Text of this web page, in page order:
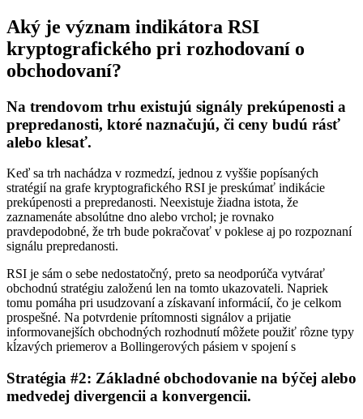
Aký je význam indikátora RSI
kryptografického pri rozhodovaní o
obchodovaní?
Na trendovom trhu existujú signály prekúpenosti a
prepredanosti, ktoré naznačujú, či ceny budú rásť
alebo klesať.
Keď sa trh nachádza v rozmedzí, jednou z vyššie popísaných
stratégií na grafe kryptografického RSI je preskúmať indikácie
prekúpenosti a prepredanosti. Neexistuje žiadna istota, že
zaznamenáte absolútne dno alebo vrchol; je rovnako
pravdepodobné, že trh bude pokračovať v poklese aj po rozpoznaní
signálu prepredanosti.
RSI je sám o sebe nedostatočný, preto sa neodporúča vytvárať
obchodnú stratégiu založenú len na tomto ukazovateli. Napriek
tomu pomáha pri usudzovaní a získavaní informácií, čo je celkom
prospešné. Na potvrdenie prítomnosti signálov a prijatie
informovanejších obchodných rozhodnutí môžete použiť rôzne typy
kĺzavých priemerov a Bollingerových pásiem v spojení s
Stratégia #2: Základné obchodovanie na býčej alebo
medvedej divergencii a konvergencii.